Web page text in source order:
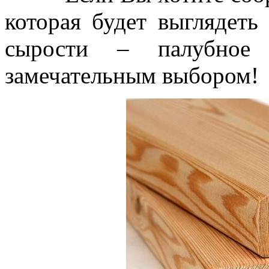
которая будет
сырости – палубное
замечательным выбором!